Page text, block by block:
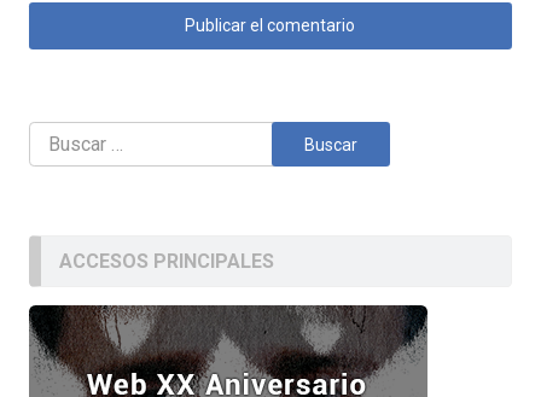
Buscar:
ACCESOS PRINCIPALES